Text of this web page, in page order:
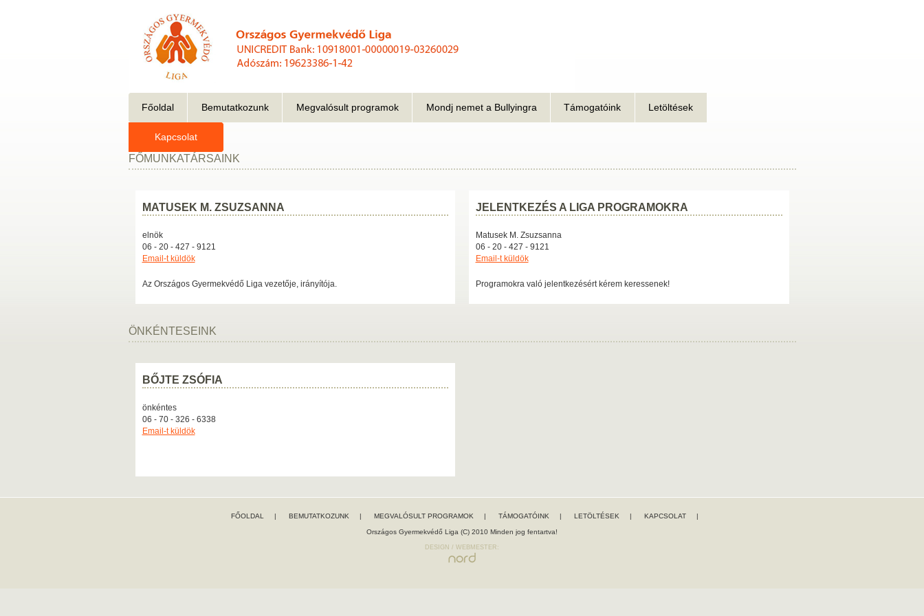
Főoldal Bemutatkozunk Megvalósult programok Mondj nemet a Bullyingra Támogatóink Letöltések
Kapcsolat
FŐMUNKATÁRSAINK
MATUSEK M. ZSUZSANNA
elnök
06 - 20 - 427 - 9121
Email-t küldök
Az Országos Gyermekvédő Liga vezetője, irányítója.
JELENTKEZÉS A LIGA PROGRAMOKRA
Matusek M. Zsuzsanna
06 - 20 - 427 - 9121
Email-t küldök
Programokra való jelentkezésért kérem keressenek!
ÖNKÉNTESEINK
BŐJTE ZSÓFIA
önkéntes
06 - 70 - 326 - 6338
Email-t küldök
FŐOLDAL | BEMUTATKOZUNK | MEGVALÓSULT PROGRAMOK | TÁMOGATÓINK | LETÖLTÉSEK | KAPCSOLAT |
Országos Gyermekvédő Liga (C) 2010 Minden jog fentartva!
DESIGN / WEBMESTER: